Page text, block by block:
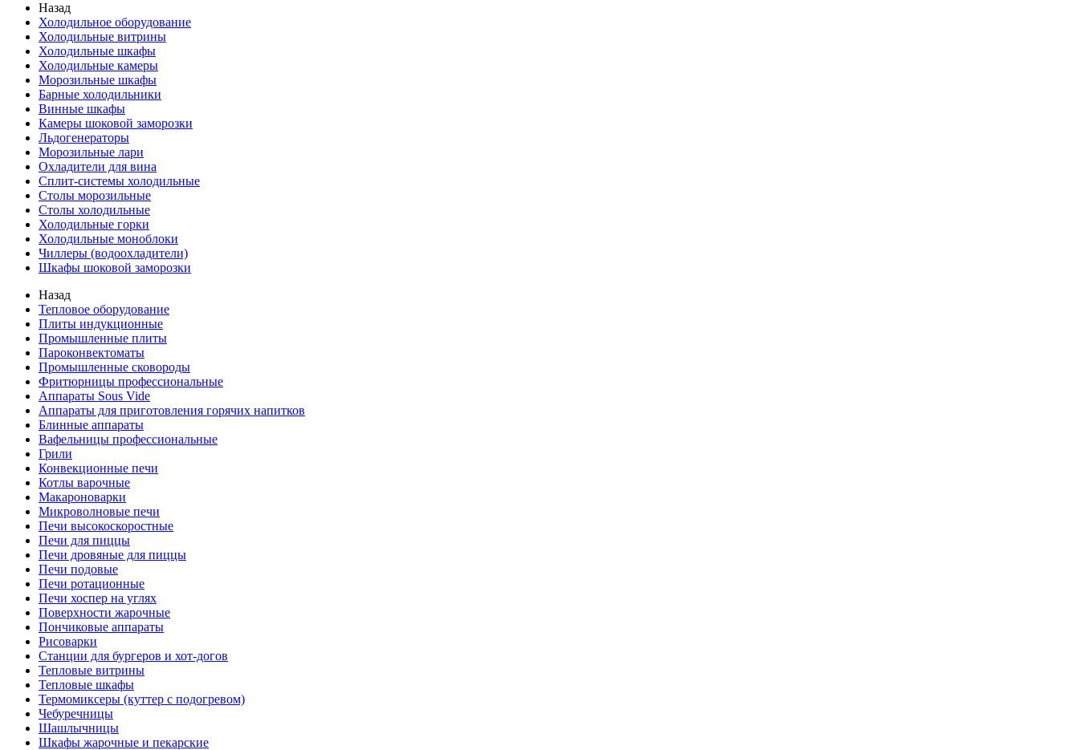
Назад
Холодильное оборудование
Холодильные витрины
Холодильные шкафы
Холодильные камеры
Морозильные шкафы
Барные холодильники
Винные шкафы
Камеры шоковой заморозки
Льдогенераторы
Морозильные лари
Охладители для вина
Сплит-системы холодильные
Столы морозильные
Столы холодильные
Холодильные горки
Холодильные моноблоки
Чиллеры (водоохладители)
Шкафы шоковой заморозки
Назад
Тепловое оборудование
Плиты индукционные
Промышленные плиты
Пароконвектоматы
Промышленные сковороды
Фритюрницы профессиональные
Аппараты Sous Vide
Аппараты для приготовления горячих напитков
Блинные аппараты
Вафельницы профессиональные
Грили
Конвекционные печи
Котлы варочные
Макароноварки
Микроволновые печи
Печи высокоскоростные
Печи для пиццы
Печи дровяные для пиццы
Печи подовые
Печи ротационные
Печи хоспер на углях
Поверхности жарочные
Пончиковые аппараты
Рисоварки
Станции для бургеров и хот-догов
Тепловые витрины
Тепловые шкафы
Термомиксеры (куттер с подогревом)
Чебуречницы
Шашлычницы
Шкафы жарочные и пекарские